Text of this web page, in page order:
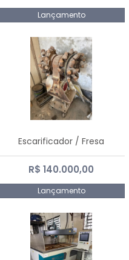
Lançamento
Escarificador / Fresa
R$ 140.000,00
Lançamento